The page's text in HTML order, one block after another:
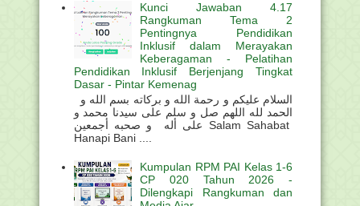
Kunci Jawaban 4.17
Rangkuman Tema 2
Pentingnya Pendidikan
Inklusif dalam Merayakan
Keberagaman - Pelatihan
Pendidikan Inklusif Berjenjang Tingkat
Dasar - Pintar Kemenag
الحمد لله اللهم صل و سلم على سيدنا محمد و
على أله و صحبه أجمعين Salam Sahabat
Hanapi Bani ....
Kumpulan RPM PAI Kelas 1-6
CP 020 Tahun 2026 -
Dilengkapi Rangkuman dan